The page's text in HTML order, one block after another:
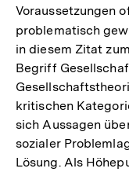
Voraussetzungen
problematisch
in diesem Zitat
Begriff
kritischen
sich Aussagen
sozialer
Lösung. Als